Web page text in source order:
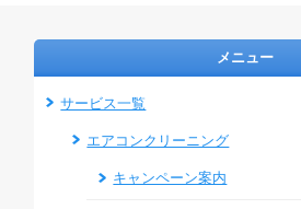
メニュー
サービス一覧
エアコンクリーニング
キャンペーン案内